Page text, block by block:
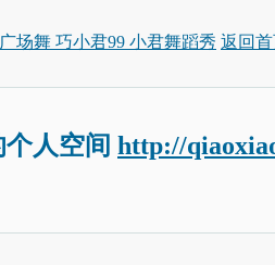
场舞 巧小君99 小君舞蹈秀 返回
人空间 http://